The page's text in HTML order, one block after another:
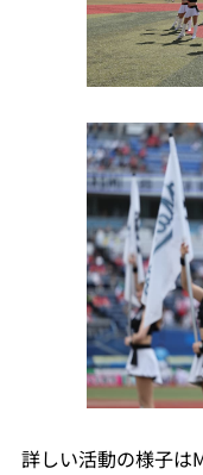
詳しい活動の様子